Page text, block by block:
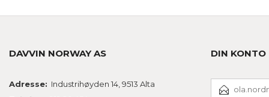
DAVVIN NORWAY AS
Adresse: Industrihøyden 14, 9513 Alta
DIN KONTO
POSTADRESSE